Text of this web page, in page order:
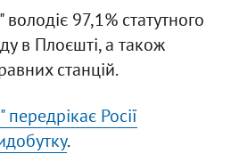
97,1% статутного
в Плоєшті, а також
станцій.
Росії
.